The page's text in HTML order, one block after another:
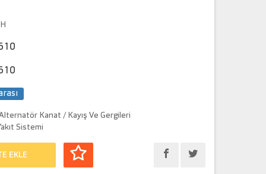
Kanat / Kayış Ve Gergileri
Sistemi
EKLE